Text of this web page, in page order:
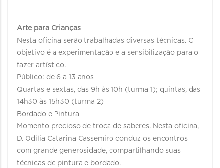
Arte para Crianças
Nesta oficina serão trabalhadas diversas técnicas. O
objetivo é a experimentação e a sensibilização para o
fazer artístico.
Público: de 6 a 13 anos
Quartas e sextas, das 9h às 10h (turma 1); quintas, das
14h30 às 15h30 (turma 2)
Bordado e Pintura
Momento precioso de troca de saberes. Nesta oficina,
D. Odília Catarina Cassemiro conduz os encontros
com grande generosidade, compartilhando suas
técnicas de pintura e bordado.